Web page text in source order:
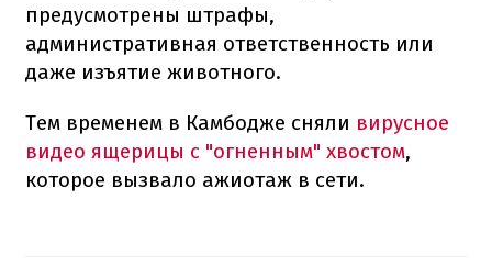
предусмотрены штрафы,
административная ответственность или
даже изъятие животного.
Тем временем в Камбодже сняли вирусное
видео ящерицы с "огненным" хвостом,
которое вызвало ажиотаж в сети.